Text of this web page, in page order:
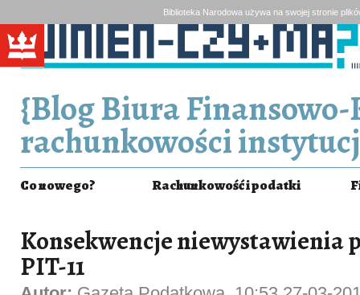
Biblioteka Narodowa używa na swojej stronie
{Blog Biura
rachunkowości
Co nowego? Rachunkowość i podatki
Konsekwencje niewystawienia
PIT-11